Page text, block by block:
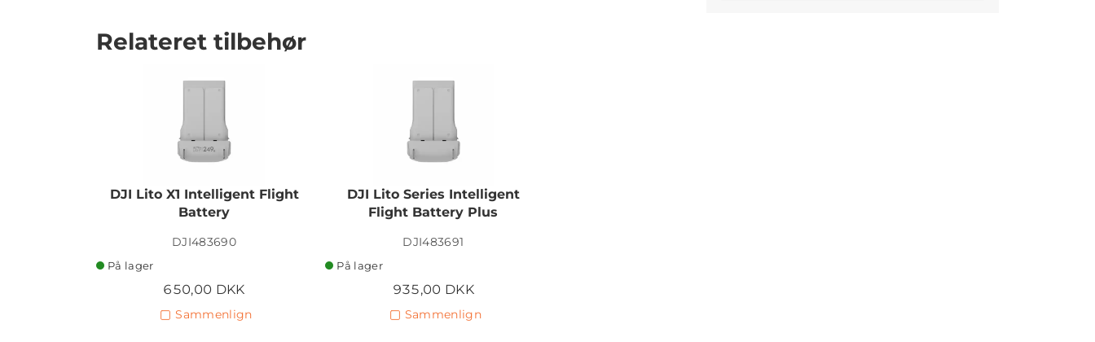
Relateret tilbehør
DJI Lito X1 Intelligent Flight
Battery
DJI483690
På lager
650,00 DKK
Sammenlign
DJI Lito Series Intelligent
Flight Battery Plus
DJI483691
På lager
935,00 DKK
Sammenlign